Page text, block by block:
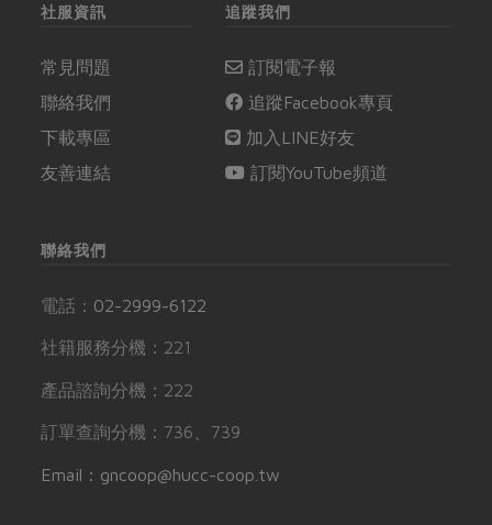
社服資訊
常見問題
聯絡我們
下載專區
友善連結
追蹤我們
訂閱電子報
追蹤Facebook專頁
加入LINE好友
訂閱YouTube頻道
聯絡我們
電話： 02-2999-6122
社籍服務分機：221
產品諮詢分機：222
訂單查詢分機：736、739
Email：gncoop@hucc-coop.tw